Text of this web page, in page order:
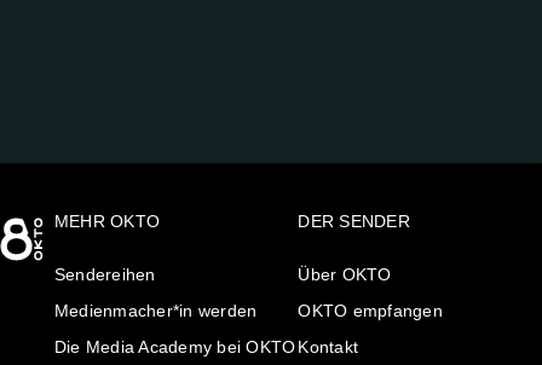
MEHR OKTO
Sendereihen
Medienmacher*in werden
Die Media Academy bei OKTO
DER SENDER
Über OKTO
OKTO empfangen
Kontakt